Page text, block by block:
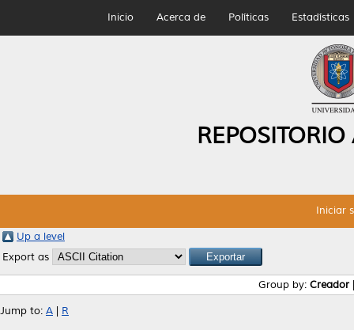
Inicio Acerca de Políticas Estadísticas
Iniciar
Up a level
Export as
Group by: Creador
Jump to: A R